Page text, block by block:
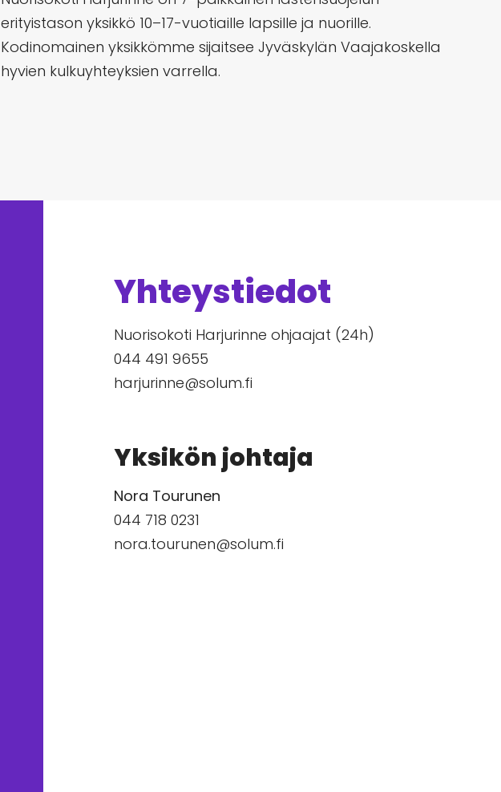
erityistason yksikkö 10–17-vuotiaille lapsille ja nuorille.
Kodinomainen yksikkömme sijaitsee Jyväskylän Vaajakoskella
hyvien kulkuyhteyksien varrella.
Yhteystiedot
Nuorisokoti Harjurinne ohjaajat (24h)
044 491 9655
harjurinne@solum.fi
Yksikön johtaja
Nora Tourunen
044 718 0231
nora.tourunen@solum.fi